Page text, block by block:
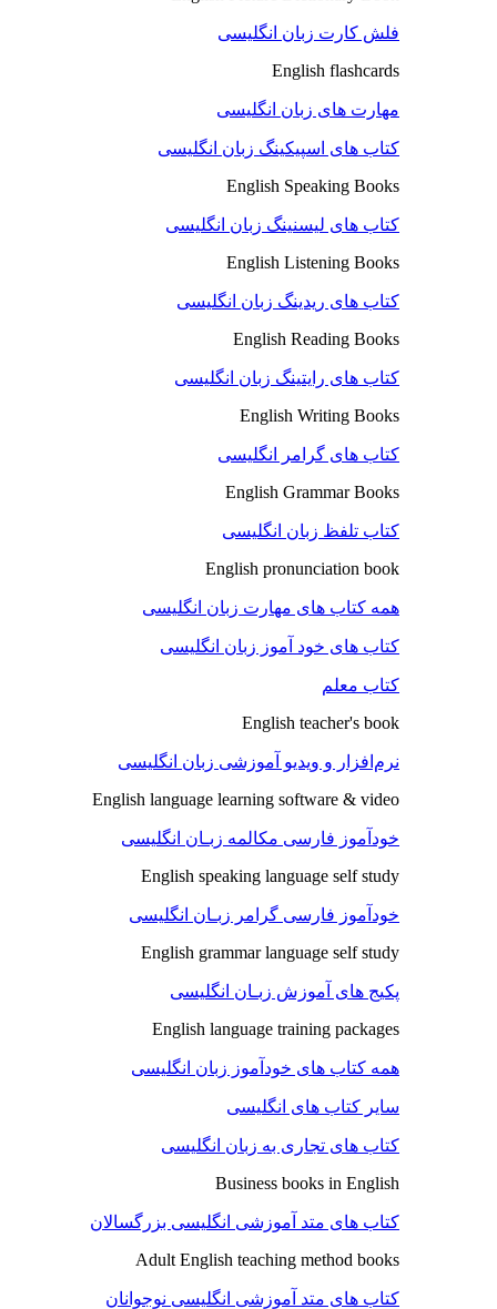
فلش کارت زبان انگلیسی
English flashcards
مهارت های زبان انگلیسی
کتاب های اسپیکینگ زبان انگلیسی
English Speaking Books
کتاب های لیسنینگ زبان انگلیسی
English Listening Books
کتاب های ریدینگ زبان انگلیسی
English Reading Books
کتاب های رایتینگ زبان انگلیسی
English Writing Books
کتاب های گرامر انگلیسی
English Grammar Books
کتاب تلفظ زبان انگلیسی
English pronunciation book
همه کتاب های مهارت زبان انگلیسی
کتاب های خود آموز زبان انگلیسی
کتاب معلم
English teacher's book
نرم‌افزار و ویدیو آموزشی زبان انگلیسی
English language learning software & video
خودآموز فارسی مکالمه زبـان انگلیسی
English speaking language self study
خودآموز فارسی گرامر زبـان انگلیسی
English grammar language self study
پکیج های آموزش زبـان انگلیسی
English language training packages
همه کتاب های خودآموز زبان انگلیسی
سایر کتاب های انگلیسی
کتاب های تجاری به زبان انگلیسی
Business books in English
کتاب های متد آموزشی انگلیسی بزرگسالان
Adult English teaching method books
کتاب های متد آموزشی انگلیسی نوجوانان